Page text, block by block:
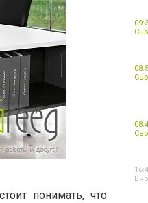
понимать, что